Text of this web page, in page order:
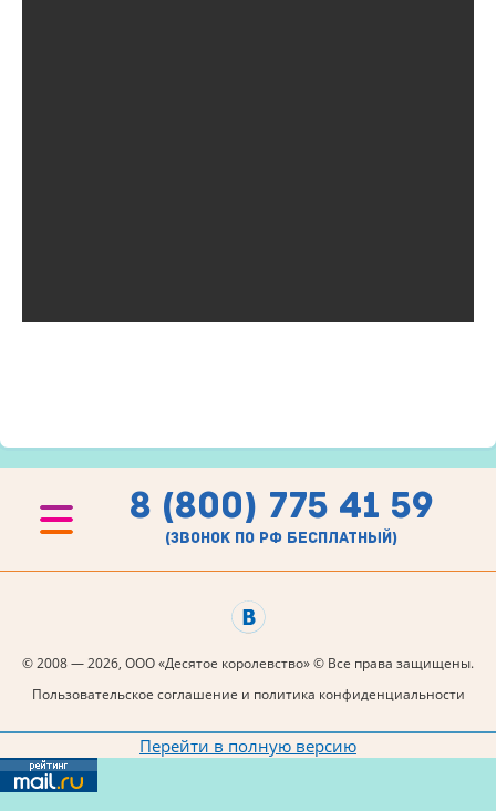
8 (800) 775 41 59
(звонок по рф бесплатный)
© 2008 — 2026, ООО «Десятое королевство» © Все права защищены.
Пользовательское соглашение и политика конфиденциальности
Перейти в полную версию